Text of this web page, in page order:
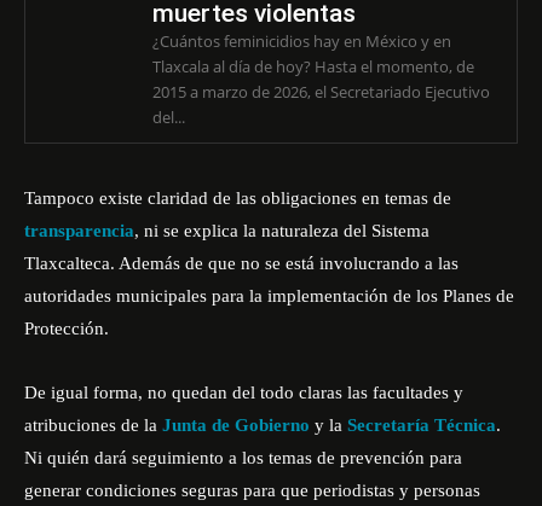
muertes violentas
¿Cuántos feminicidios hay en México y en
Tlaxcala al día de hoy? Hasta el momento, de
2015 a marzo de 2026, el Secretariado Ejecutivo
del...
Tampoco existe claridad de las obligaciones en temas de
transparencia, ni se explica la naturaleza del Sistema
Tlaxcalteca. Además de que no se está involucrando a las
autoridades municipales para la implementación de los Planes de
Protección.
De igual forma, no quedan del todo claras las facultades y
atribuciones de la Junta de Gobierno y la Secretaría Técnica.
Ni quién dará seguimiento a los temas de prevención para
generar condiciones seguras para que periodistas y personas